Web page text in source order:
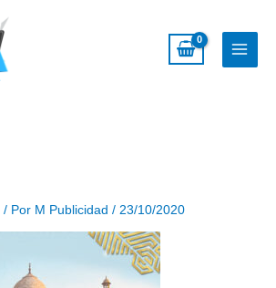
/ Por M Publicidad/23/10/2020